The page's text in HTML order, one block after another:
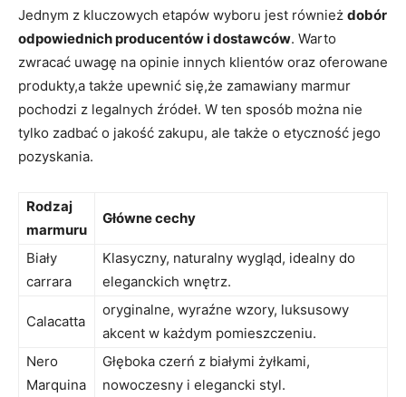
Jednym z kluczowych etapów wyboru jest również dobór
odpowiednich producentów i dostawców. Warto
zwracać uwagę na opinie innych klientów oraz oferowane
produkty,a także upewnić się,że zamawiany marmur
pochodzi z legalnych źródeł. W ten sposób można nie
tylko zadbać o jakość zakupu, ale także o etyczność jego
pozyskania.
Rodzaj
marmuru
Główne cechy
Biały
carrara
Klasyczny, naturalny wygląd, idealny do
eleganckich wnętrz.
Calacatta
oryginalne, wyraźne wzory, luksusowy
akcent w każdym pomieszczeniu.
Nero
Marquina
Głęboka czerń z białymi żyłkami,
nowoczesny i elegancki styl.